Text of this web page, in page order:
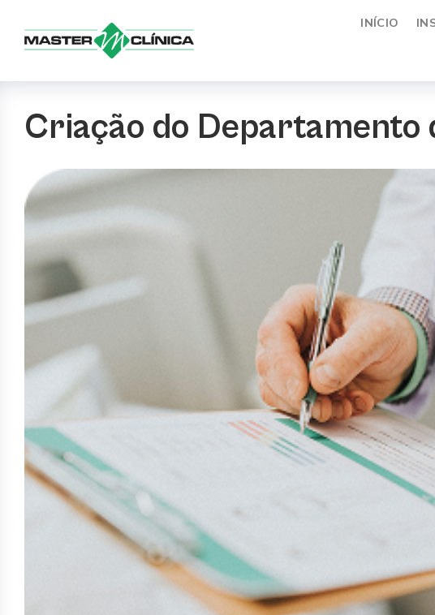
INÍCIO
Criação do Departamento